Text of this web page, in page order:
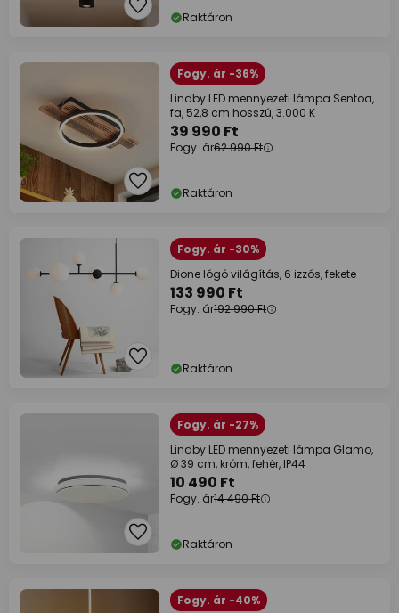
Raktáron
Fogy. ár -36%
Lindby LED mennyezeti lámpa Sentoa,
fa, 52,8 cm hosszú, 3.000 K
39 990 Ft
Fogy. ár62 990 Ft
Raktáron
Fogy. ár -30%
Dione lógó világítás, 6 izzós, fekete
133 990 Ft
Fogy. ár192 990 Ft
Raktáron
Fogy. ár -27%
Lindby LED mennyezeti lámpa Glamo,
Ø 39 cm, króm, fehér, IP44
10 490 Ft
Fogy. ár14 490 Ft
Raktáron
Fogy. ár -40%